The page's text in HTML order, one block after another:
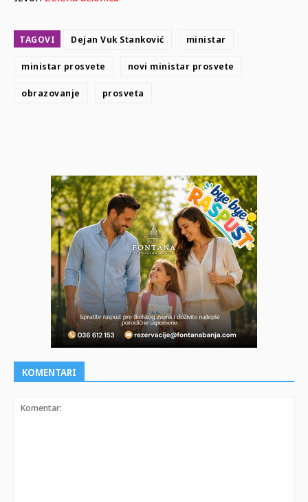
TAGOVI Dejan Vuk Stanković ministar
ministar prosvete novi ministar prosvete
obrazovanje prosveta
KOMENTARI